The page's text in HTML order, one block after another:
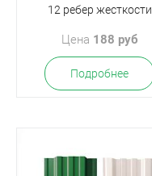
12 ребер жесткости
Цена 188 руб
Подробнее